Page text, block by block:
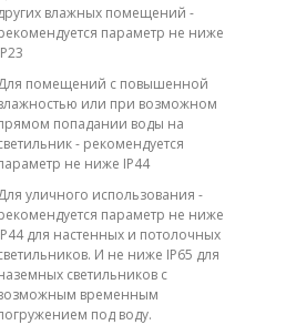
влажных помещений -
параметр не ниже
помещений с повышенной
или при возможном
попадании воды на
- рекомендуется
не ниже IP44
уличного использования -
параметр не ниже
для настенных и потолочных
И не ниже IP65 для
светильников с
временным
под воду.